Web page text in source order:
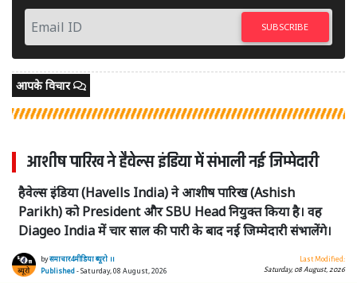
SUBSCRIBE
आपके विचार
आशीष पारिख ने हैवेल्स इंडिया में संभाली नई जिम्मेदारी
हैवेल्स इंडिया (Havells India) ने आशीष पारिख (Ashish
Parikh) को President और SBU Head नियुक्त किया है। वह
Diageo India में चार साल की पारी के बाद नई जिम्मेदारी संभालेंगे।
byसमाचार4मीडिया ब्यूरो ।।
Published- Saturday, 08 August, 2026
Last Modified:
Saturday, 08 August, 2026